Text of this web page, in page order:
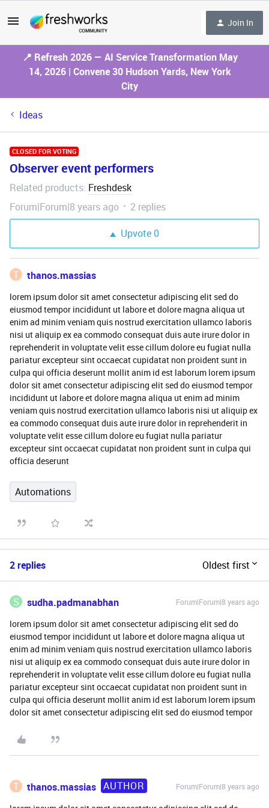
Join In
📍 Refresh 2026 — AI Service Transformation May
14, 2026 | Convene 30 Hudson Yards, New York
City
Ideas
CLOSED FOR VOTING
Observer event performers
Related products: Freshdesk
Forum|Forum|8 years ago
2 replies
Upvote0
T thanos.massias
lorem ipsum dolor sit amet consectetur adipiscing elit sed do
eiusmod tempor incididunt ut labore et dolore magna aliqua ut
enim ad minim veniam quis nostrud exercitation ullamco laboris
nisi ut aliquip ex ea commodo consequat duis aute irure dolor in
reprehenderit in voluptate velit esse cillum dolore eu fugiat nulla
pariatur excepteur sint occaecat cupidatat non proident sunt in
culpa qui officia deserunt mollit anim id est laborum lorem ipsum
dolor sit amet consectetur adipiscing elit sed do eiusmod tempor
incididunt ut labore et dolore magna aliqua ut enim ad minim
veniam quis nostrud exercitation ullamco laboris nisi ut aliquip ex
ea commodo consequat duis aute irure dolor in reprehenderit in
voluptate velit esse cillum dolore eu fugiat nulla pariatur
excepteur sint occaecat cupidatat non proident sunt in culpa qui
officia deserunt
Automations
2 replies Oldest first
S sudha.padmanabhan Forum|Forum|8 years ago
lorem ipsum dolor sit amet consectetur adipiscing elit sed do
eiusmod tempor incididunt ut labore et dolore magna aliqua ut
enim ad minim veniam quis nostrud exercitation ullamco laboris
nisi ut aliquip ex ea commodo consequat duis aute irure dolor in
reprehenderit in voluptate velit esse cillum dolore eu fugiat nulla
pariatur excepteur sint occaecat cupidatat non proident sunt in
culpa qui officia deserunt mollit anim id est laborum lorem ipsum
dolor sit amet consectetur adipiscing elit sed do eiusmod tempor
T thanos.massias AUTHOR Forum|Forum|8 years ago